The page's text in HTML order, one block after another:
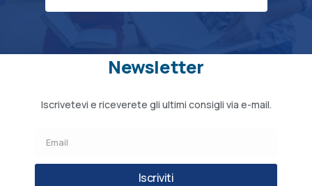
Newsletter
Iscrivetevi e riceverete gli ultimi consigli via e-mail.
Iscriviti